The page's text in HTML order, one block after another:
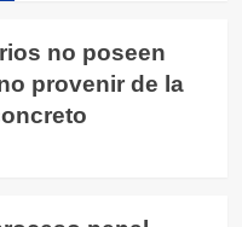
no poseen
provenir de la